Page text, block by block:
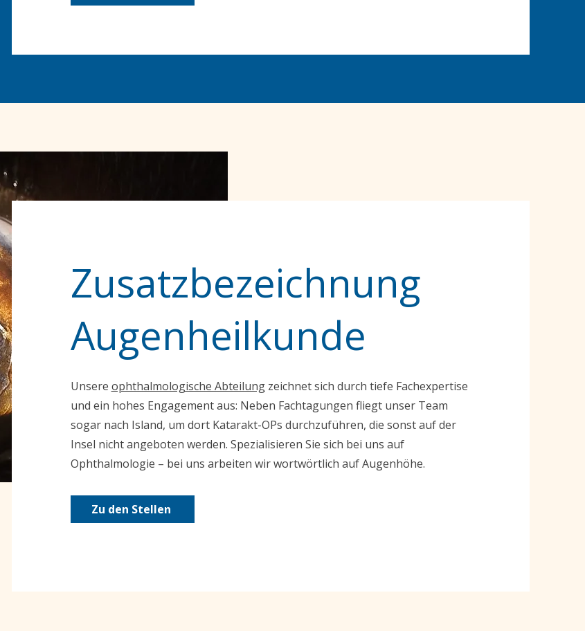
Zusatzbezeichnung
Augenheilkunde
Unsere ophthalmologische Abteilungzeichnet sich durch tiefe Fachexpertise
und ein hohes Engagement aus: Neben Fachtagungen fliegt unser Team
sogar nach Island, um dort Katarakt-OPs durchzuführen, die sonst auf der
Insel nicht angeboten werden. Spezialisieren Sie sich bei uns auf
Ophthalmologie – bei uns arbeiten wir wortwörtlich auf Augenhöhe.
Zu den Stellen